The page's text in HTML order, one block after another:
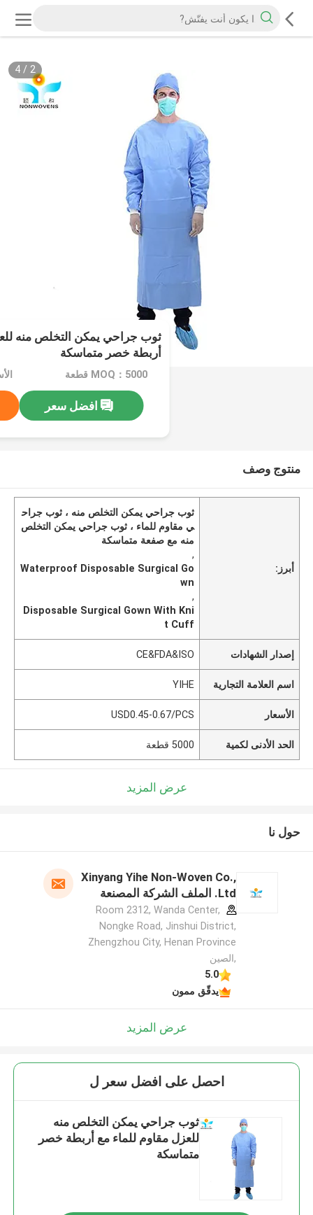
2
/
4
ثوب جراحي يمكن التخلص منه
أربطة خصر متماسكة
MOQ：5000 قطعة
افضل سعر
منتوج وصف
أبرز:
ثوب جراحي يمكن التخلص منه ، ثوب جراح
ي مقاوم للماء ، ثوب جراحي يمكن التخلص
منه مع صفعة متماسكة
,
Waterproof Disposable Surgical Go
wn
,
Disposable Surgical Gown With Kni
t Cuff
إصدار الشهادات CE&FDA&ISO
اسم العلامة التجارية YIHE
الأسعار USD0.45-0.67/PCS
الحد الأدنى لكمية 5000 قطعة
عرض المزيد
حول نا
Xinyang Yihe Non-Woven Co.,
Ltd. الملف الشركة المصنعة
Room 2312, Wanda Center,
Nongke Road, Jinshui District,
Zhengzhou City, Henan Province
,الصين
5.0
يدقّق ممون
عرض المزيد
احصل على افضل سعر ل
ثوب جراحي يمكن التخلص منه
للعزل مقاوم للماء مع أربطة خصر
متماسكة